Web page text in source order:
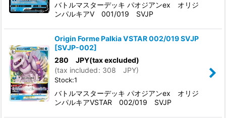
バトルマスターデッキ パオジアンex オリジ
ンパルキアV 001/019 SVJP
Origin Forme Palkia VSTAR 002/019 SVJP
[SVJP-002]
280 JPY(tax excluded)
(tax included: 308 JPY)
Stock:1
バトルマスターデッキ パオジアンex オリジ
ンパルキアVSTAR 002/019 SVJP